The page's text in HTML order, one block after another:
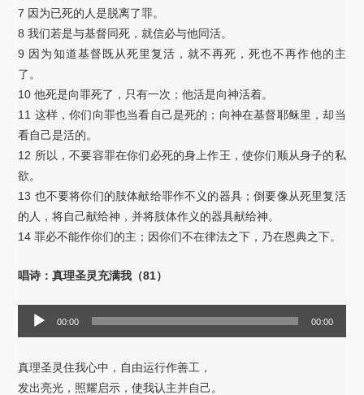
7 因为已死的人是脱离了罪。
8 我们若是与基督同死，就信必与他同活。
9 因为知道基督既从死里复活，就不再死，死也不再作他的主
了。
10 他死是向罪死了，只有一次；他活是向神活着。
11 这样，你们向罪也当看自己是死的；向神在基督耶稣里，却当
看自己是活的。
12 所以，不要容罪在你们必死的身上作王，使你们顺从身子的私
欲。
13 也不要将你们的肢体献给罪作不义的器具；倒要像从死里复活
的人，将自己献给神，并将肢体作义的器具献给神。
14 罪必不能作你们的主；因你们不在律法之下，乃在恩典之下。
唱诗：真理圣灵充满我（81）
放
器
00:00 00:00
真理圣灵住我心中，自由运行作善工，
发出亮光，照耀启示，使我认主并自己。